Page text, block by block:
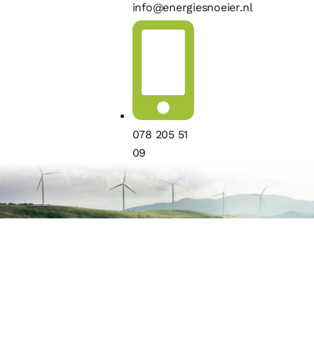
info@energiesnoeier.nl
078 205 51
09